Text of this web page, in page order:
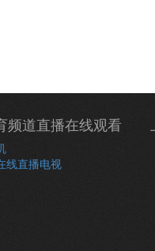
频道直播在线观看
线直播电视